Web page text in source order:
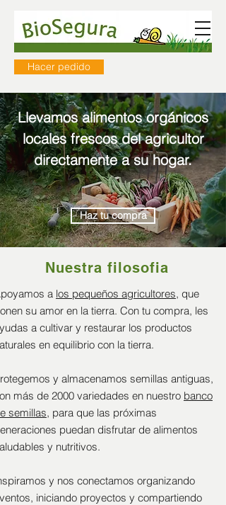
Hacer pedido
Llevamos alimentos orgánicos
locales frescos del agricultor
directamente a su hogar.
Haz tu compra
Nuestra filosofia
a los pequeños agricultores, que
su amor en la tierra. Con tu compra, les
a cultivar y restaurar los productos
en equilibrio con la tierra.
y almacenamos semillas antiguas,
más de 2000 variedades en nuestro banco
semillas, para que las próximas
puedan disfrutar de alimentos
y nutritivos.
y nos conectamos organizando
iniciando proyectos y compartiendo